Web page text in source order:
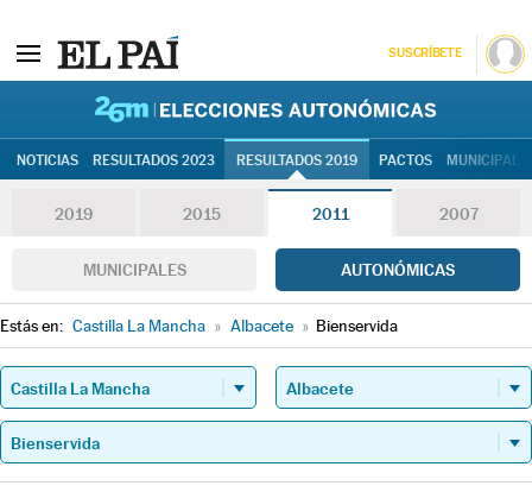
SUSCRÍBETE
NOTICIAS RESULTADOS 2023 RESULTADOS 2019 PACTOS
2019 2015 2011 2007
MUNICIPALES AUTONÓMICAS
Estás en: Castilla La Mancha » Albacete » Bienservida